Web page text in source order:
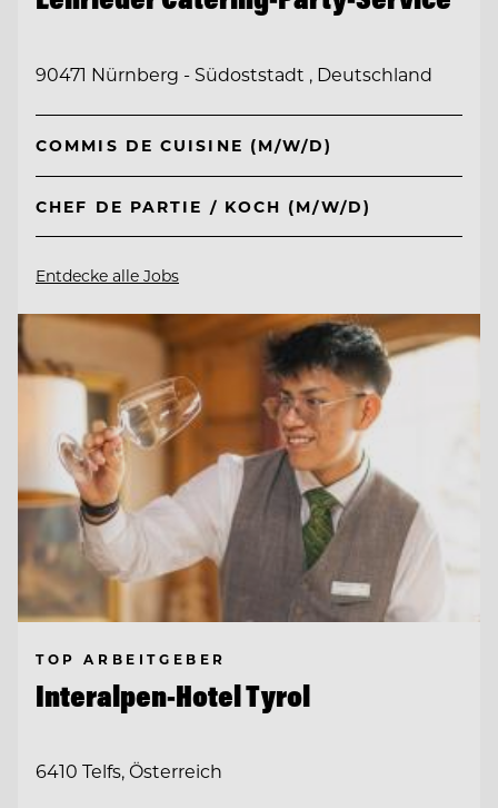
90471 Nürnberg - Südoststadt , Deutschland
COMMIS DE CUISINE (M/W/D)
CHEF DE PARTIE / KOCH (M/W/D)
Entdecke alle Jobs
TOP ARBEITGEBER
Interalpen-Hotel Tyrol
6410 Telfs, Österreich